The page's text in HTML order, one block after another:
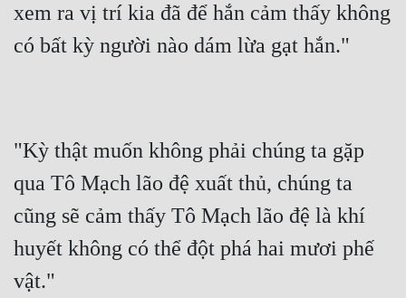
xem ra vị trí kia đã để hắn cảm thấy không
có bất kỳ người nào dám lừa gạt hắn."
"Kỳ thật muốn không phải chúng ta gặp
qua Tô Mạch lão đệ xuất thủ, chúng ta
cũng sẽ cảm thấy Tô Mạch lão đệ là khí
huyết không có thể đột phá hai mươi phế
vật."